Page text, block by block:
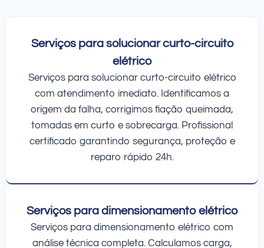
Serviços para solucionar curto-circuito
elétrico
Serviços para solucionar curto-circuito elétrico
com atendimento imediato. Identificamos a
origem da falha, corrigimos fiação queimada,
tomadas em curto e sobrecarga. Profissional
certificado garantindo segurança, proteção e
reparo rápido 24h.
Serviços para dimensionamento elétrico
Serviços para dimensionamento elétrico com
análise técnica completa. Calculamos carga,